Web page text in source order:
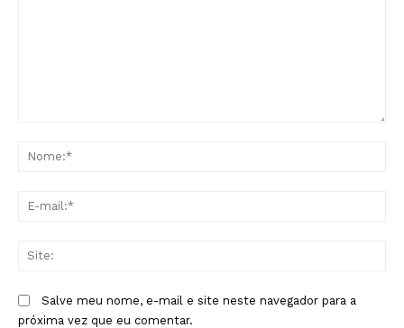
Salve meu nome, e-mail e site neste navegador para a
próxima vez que eu comentar.